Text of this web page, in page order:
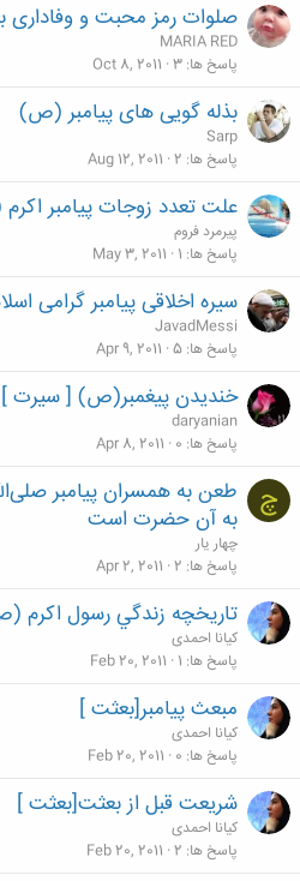
صلوات رمز محبت و وفادارى
MARIA RED
پاسخ ها 3
Oct 8, 2011
بذله گویی های پیامبر (ص)
Sarp
پاسخ ها 2
Aug 12, 2011
علت تعدد زوجات پيامبر اكرم
پيرمرد فروم
پاسخ ها 1
May 3, 2011
سیره اخلاقی پیامبر گرامی
JavadMessi
پاسخ ها 5
Apr 9, 2011
خندیدن پیغمبر(ص) [ سیرت ]
daryanian
پاسخ ها 0
Apr 8, 2011
چ
طعن به همسران پیامبر
به آن حضرت است
چهار یار
پاسخ ها 2
Apr 2, 2011
تاريخچه زندگي رسول اكرم
کیانا احمدی
پاسخ ها 1
Feb 20, 2011
مبعث پیامبر[بعثت ]
کیانا احمدی
پاسخ ها 0
Feb 20, 2011
شریعت قبل از بعثت[بعثت ]
کیانا احمدی
پاسخ ها 2
Feb 20, 2011